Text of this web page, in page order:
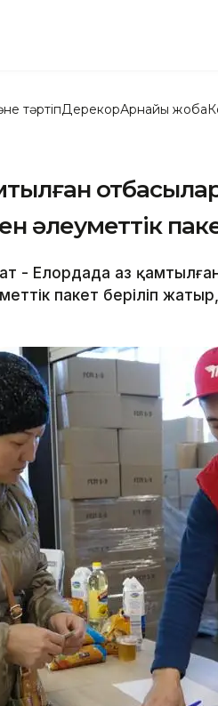
тәртіпДерекқорАрнайы жоба
әлеуметтік
- Елордада аз
пакет беріліп